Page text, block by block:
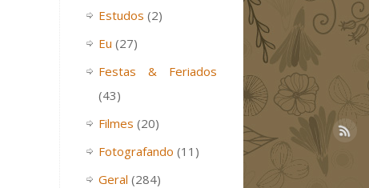
Estudos (2)
Eu (27)
Festas & Feriados
(43)
Filmes (20)
Fotografando (11)
Geral (284)